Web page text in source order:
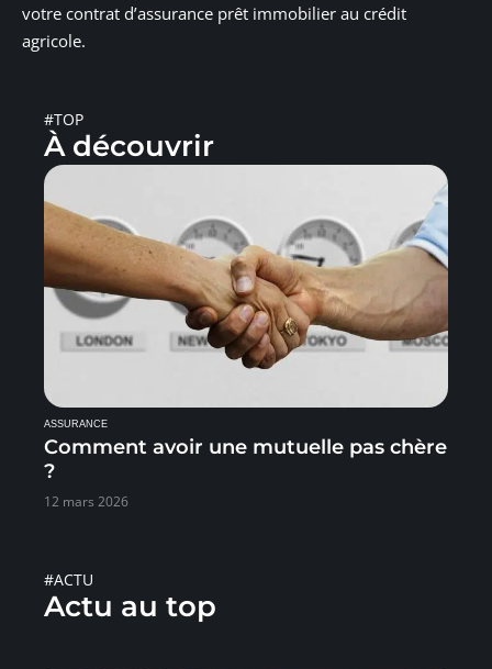
votre contrat d’assurance prêt immobilier au crédit
agricole.
#TOP
À découvrir
ASSURANCE
Comment avoir une mutuelle pas chère
?
12 mars 2026
#ACTU
Actu au top